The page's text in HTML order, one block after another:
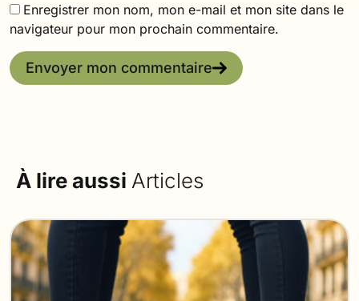
Enregistrer mon nom, mon e-mail et mon site dans le
navigateur pour mon prochain commentaire.
Envoyer mon commentaire
À lire aussi Articles